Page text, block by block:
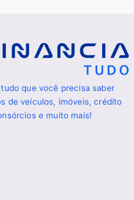
que você precisa saber
de veículos, imóveis, crédito
e muito mais!